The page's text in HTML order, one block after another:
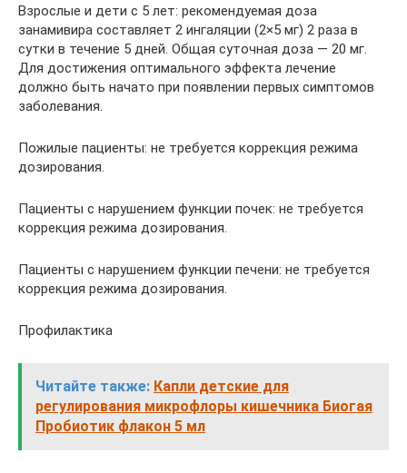
Взрослые и дети с 5 лет: рекомендуемая доза
занамивира составляет 2 ингаляции (2×5 мг) 2 раза в
сутки в течение 5 дней. Общая суточная доза — 20 мг.
Для достижения оптимального эффекта лечение
должно быть начато при появлении первых симптомов
заболевания.
Пожилые пациенты: не требуется коррекция режима
дозирования.
Пациенты с нарушением функции почек: не требуется
коррекция режима дозирования.
Пациенты с нарушением функции печени: не требуется
коррекция режима дозирования.
Профилактика
Читайте также: Капли детские для
регулирования микрофлоры кишечника Биогая
Пробиотик флакон 5 мл